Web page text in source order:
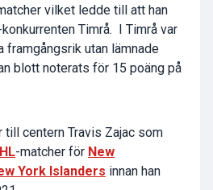
vilket ledde till att han
Timrå. I Timrå var
framgångsrik utan lämnade
blott noterats för 15 poäng på
till centern Travis Zajac som
-matcher för New
York Islanders innan han